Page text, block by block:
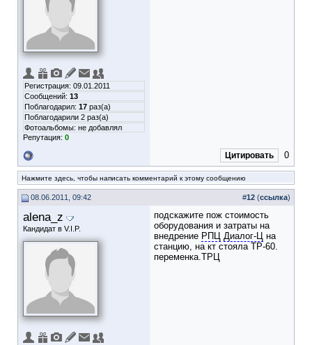
Регистрация: 09.01.2011
Сообщений: 13
Поблагодарил: 17 раз(а)
Поблагодарили 2 раз(а)
Фотоальбомы: не добавлял
Репутация: 0
Цитировать 0
Нажмите здесь, чтобы написать комментарий к этому сообщению
08.06.2011, 09:42 #12 (ссылка)
alena_z
Кандидат в V.I.P.
подскажите пож стоимость
оборудования и затраты на
внедрение РПЦ Диалог-Ц на
станцию, на кт стояла ТР-60.
переменка.ТРЦ